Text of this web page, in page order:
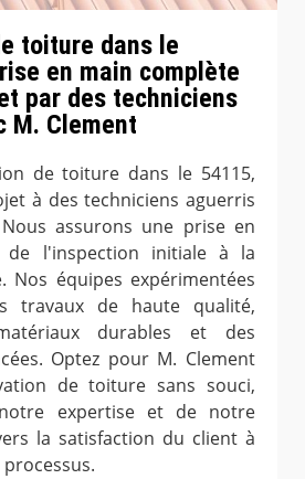
toiture dans le
en main complète
par des techniciens
M. Clement
de toiture dans le 54115,
à des techniciens aguerris
assurons une prise en
de l'inspection initiale à la
Nos équipes expérimentées
travaux de haute qualité,
durables et des
Optez pour M. Clement
de toiture sans souci,
expertise et de notre
la satisfaction du client à